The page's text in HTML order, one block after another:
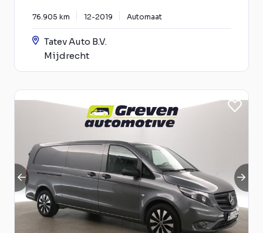
76.905 km 12-2019 Automaat
Tatev Auto B.V.
Mijdrecht